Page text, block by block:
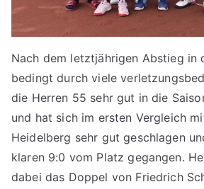
Nach dem letztjährigen Abstieg in
bedingt durch viele
die Herren 55 sehr gut in die
und hat sich im ersten Vergleich
Heidelberg sehr gut geschlagen
klaren 9:0 vom Platz gegangen.
dabei das Doppel von Friedrich